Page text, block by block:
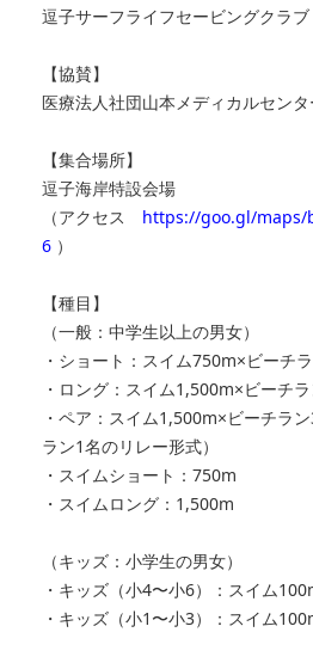
逗子サーフライフセービングクラブ
【協賛】
医療法人社団山本メディカルセンタ
【集合場所】
逗子海岸特設会場
（アクセス https://goo.gl/maps/
6）
【種目】
（一般：中学生以上の男女）
・ショート：スイム750m×ビーチ
・ロング：スイム1,500m×ビーチ
・ペア：スイム1,500m×ビーチラ
ラン1名のリレー形式）
・スイムショート：750m
・スイムロング：1,500m
（キッズ：小学生の男女）
・キッズ（小4〜小6）：スイム
・キッズ（小1〜小3）：スイム